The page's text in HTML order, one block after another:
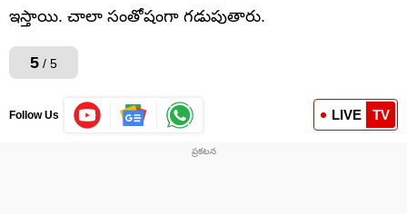
ఇస్తాయి. చాలా సంతోషంగా గడుపుతారు.
5 / 5
Follow Us LIVE TV